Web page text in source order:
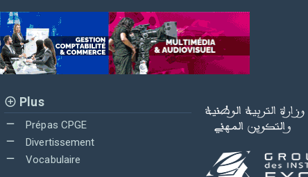
Plus
Prépas CPGE
Divertissement
Vocabulaire